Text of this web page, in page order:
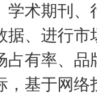
学术期刊
据、进行
占有率、
，基于网